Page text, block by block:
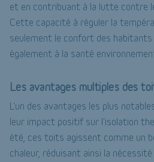
et en contribuant à la lutte contre
Cette capacité à réguler la
seulement le confort des
également à la santé
Les avantages multiples des
L'un des avantages les plus
leur impact positif sur l'isolation
été, ces toits agissent comme un
chaleur, réduisant ainsi la